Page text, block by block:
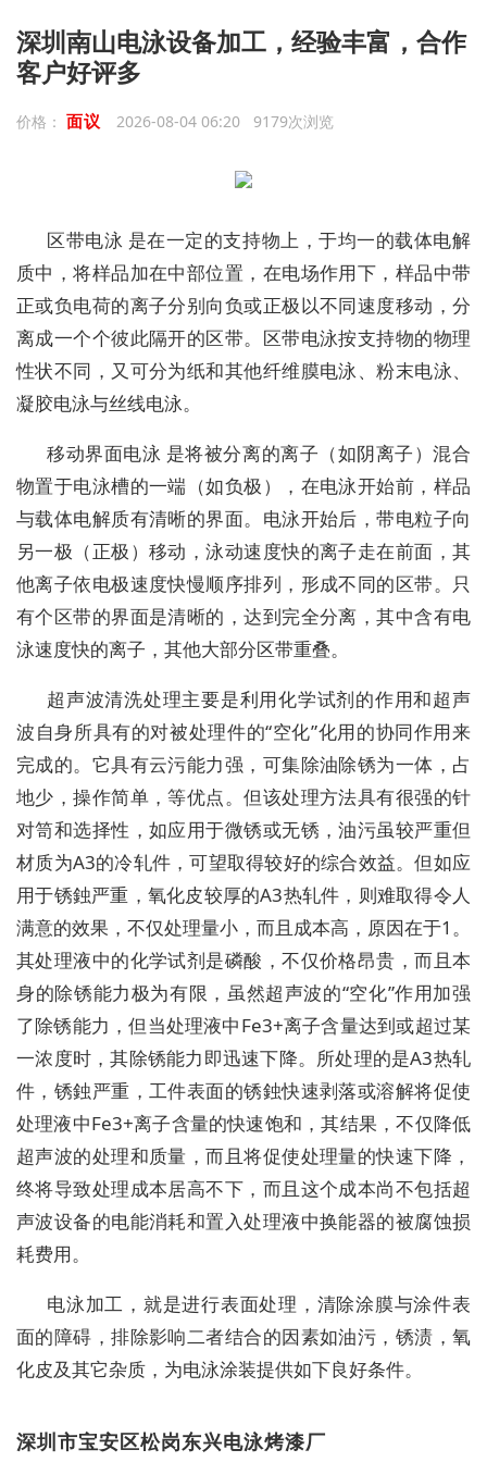
深圳南山电泳设备加工，经验丰富，合作
客户好评多
价格： 面议 2026-08-04 06:20 9179次浏览
区带电泳 是在一定的支持物上，于均一的载体电解
质中，将样品加在中部位置，在电场作用下，样品中带
正或负电荷的离子分别向负或正极以不同速度移动，分
离成一个个彼此隔开的区带。区带电泳按支持物的物理
性状不同，又可分为纸和其他纤维膜电泳、粉末电泳、
凝胶电泳与丝线电泳。
移动界面电泳 是将被分离的离子（如阴离子）混合
物置于电泳槽的一端（如负极），在电泳开始前，样品
与载体电解质有清晰的界面。电泳开始后，带电粒子向
另一极（正极）移动，泳动速度快的离子走在前面，其
他离子依电极速度快慢顺序排列，形成不同的区带。只
有个区带的界面是清晰的，达到完全分离，其中含有电
泳速度快的离子，其他大部分区带重叠。
超声波清洗处理主要是利用化学试剂的作用和超声
波自身所具有的对被处理件的“空化”化用的协同作用来
完成的。它具有云污能力强，可集除油除锈为一体，占
地少，操作简单，等优点。但该处理方法具有很强的针
对笥和选择性，如应用于微锈或无锈，油污虽较严重但
材质为A3的冷轧件，可望取得较好的综合效益。但如应
用于锈鉵严重，氧化皮较厚的A3热轧件，则难取得令人
满意的效果，不仅处理量小，而且成本高，原因在于1。
其处理液中的化学试剂是磷酸，不仅价格昂贵，而且本
身的除锈能力极为有限，虽然超声波的“空化”作用加强
了除锈能力，但当处理液中Fe3+离子含量达到或超过某
一浓度时，其除锈能力即迅速下降。所处理的是A3热轧
件，锈鉵严重，工件表面的锈鉵快速剥落或溶解将促使
处理液中Fe3+离子含量的快速饱和，其结果，不仅降低
超声波的处理和质量，而且将促使处理量的快速下降，
终将导致处理成本居高不下，而且这个成本尚不包括超
声波设备的电能消耗和置入处理液中换能器的被腐蚀损
耗费用。
电泳加工，就是进行表面处理，清除涂膜与涂件表
面的障碍，排除影响二者结合的因素如油污，锈渍，氧
化皮及其它杂质，为电泳涂装提供如下良好条件。
深圳市宝安区松岗东兴电泳烤漆厂